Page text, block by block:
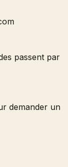
passent par
demander un